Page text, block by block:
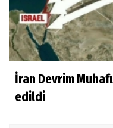
İran Devrim
edildi